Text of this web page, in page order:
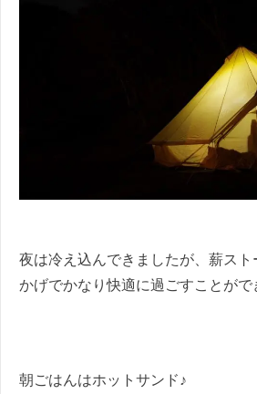
夜は冷え込んできましたが、薪ス
かげでかなり快適に過ごすことがで
朝ごはんはホットサンド♪